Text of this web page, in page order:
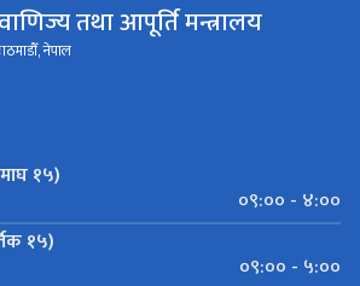
तथा आपूर्ति मन्त्रालय
नेपाल
१५)
०९:०० - ४:००
१५)
०९:०० - ५:००